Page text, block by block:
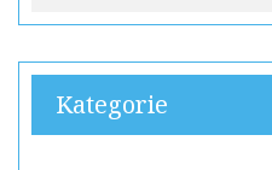
Kategorie